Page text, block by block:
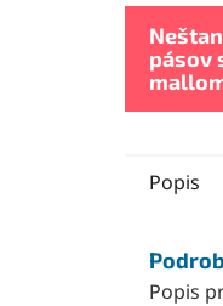
pásov
Popis
Popis